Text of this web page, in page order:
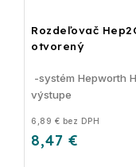
Rozdeľovač
otvorený
6,89 € bez DPH
8,47 €
-systém Hepworth
výstupe